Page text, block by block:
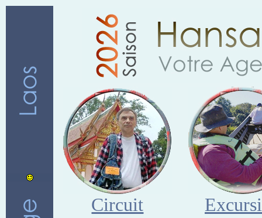
Circuit